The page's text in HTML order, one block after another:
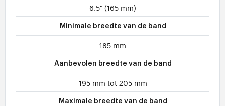
6.5" (165 mm)
Minimale breedte van de band
185 mm
Aanbevolen breedte van de band
195 mm tot 205 mm
Maximale breedte van de band